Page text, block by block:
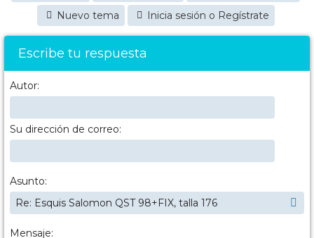
Nuevo tema
Inicia sesión o Regístrate
Escribe tu respuesta
Autor:
Su dirección de correo:
Asunto:
Mensaje: